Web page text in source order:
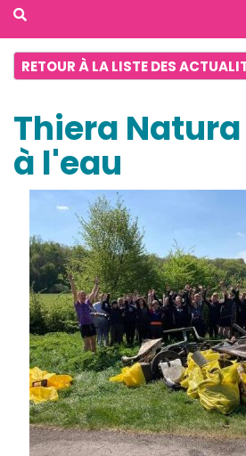
RETOUR À LA LISTE DES
Thiera
à l'eau